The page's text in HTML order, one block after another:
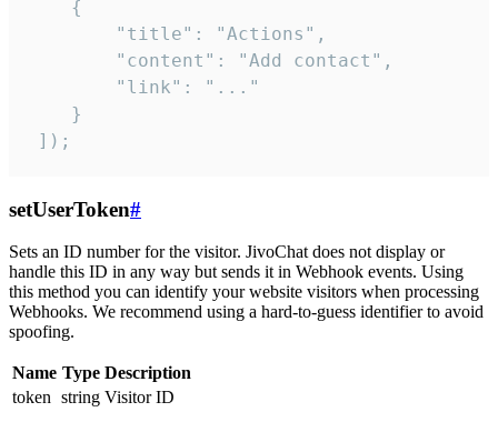
    {
        "title": "Actions",
        "content": "Add contact",
        "link": "..."
    }
]);
setUserToken#
Sets an ID number for the visitor. JivoChat does not display or
handle this ID in any way but sends it in Webhook events. Using
this method you can identify your website visitors when processing
Webhooks. We recommend using a hard-to-guess identifier to avoid
spoofing.
Name Type Description
token string Visitor ID